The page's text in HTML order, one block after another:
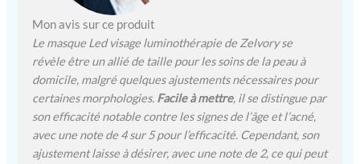
Mon avis sur ce produit
Le masque Led visage luminothérapie de Zelvory se
révèle être un allié de taille pour les soins de la peau à
domicile, malgré quelques ajustements nécessaires pour
certaines morphologies. Facile à mettre, il se distingue par
son efficacité notable contre les signes de l’âge et l’acné,
avec une note de 4 sur 5 pour l’efficacité. Cependant, son
ajustement laisse à désirer, avec une note de 2, ce qui peut